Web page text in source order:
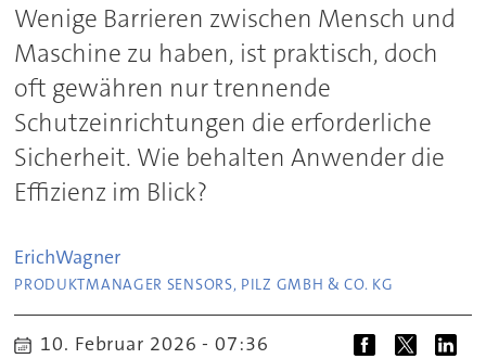
Wenige Barrieren zwischen Mensch und
Maschine zu haben, ist praktisch, doch
oft gewähren nur trennende
Schutzeinrichtungen die erforderliche
Sicherheit. Wie behalten Anwender die
Effizienz im Blick?
ErichWagner
PRODUKTMANAGER SENSORS, PILZ GMBH & CO. KG
10. Februar 2026 - 07:36